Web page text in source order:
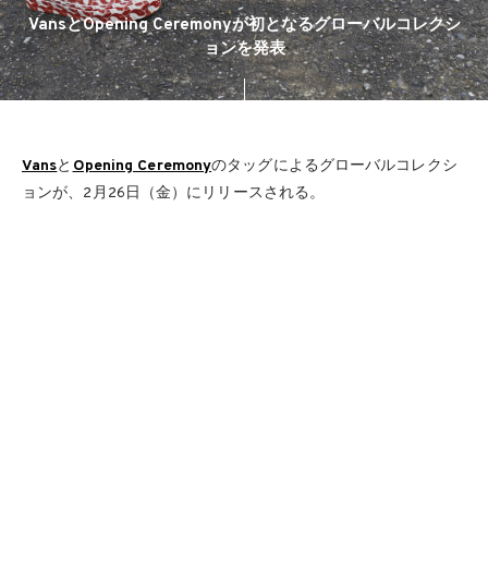
VansとOpening Ceremonyが初となるグローバルコレクシ
ョンを発表
Vansと Opening Ceremonyのタッグによるグローバルコレクシ
ョンが、2月26日（金）にリリースされる。